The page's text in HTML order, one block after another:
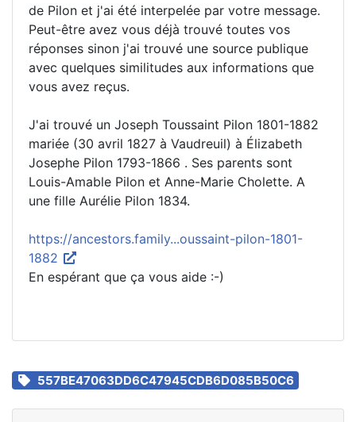
de Pilon et j'ai été interpelée par votre message.
Peut-être avez vous déjà trouvé toutes vos
réponses sinon j'ai trouvé une source publique
avec quelques similitudes aux informations que
vous avez reçus.
J'ai trouvé un Joseph Toussaint Pilon 1801-1882
mariée (30 avril 1827 à Vaudreuil) à Élizabeth
Josephe Pilon 1793-1866 . Ses parents sont
Louis-Amable Pilon et Anne-Marie Cholette. A
une fille Aurélie Pilon 1834.
https://ancestors.family...oussaint-pilon-1801-
1882
En espérant que ça vous aide :-)
557BE47063DD6C47945CDB6D085B50C6